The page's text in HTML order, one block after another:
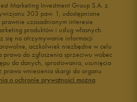
Marketing Investment Group S.A. z
303 paw. 1, udostępnione
uzasadnionym interesie
produktów i usług własnych.
się na otrzymywanie informacji
aczkolwiek niezbędne w celu
do zgłoszenia sprzeciwu wobec
do danych, sprostowania, usunięcia
wniesienia skargi do organu
o ochronie prywatności można